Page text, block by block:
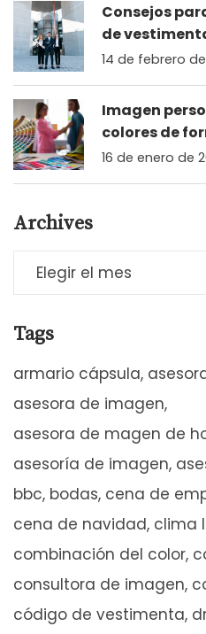
Consejos
de
14 de febrero
Imagen
colores de
16 de enero de
Archives
Tags
armario cápsula
asesora de imagen
asesora de magen de
asesoría de imagen
bbc bodas cena de
cena de navidad clima
combinación del color
consultora de imagen
código de vestimenta